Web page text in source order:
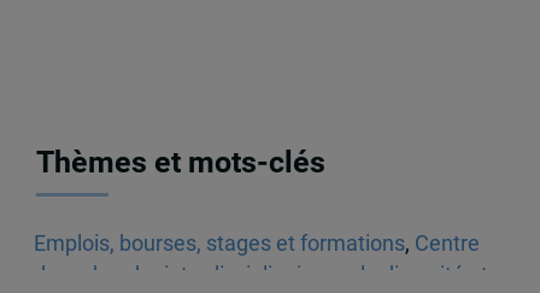
Thèmes et mots-clés
Emplois, bourses, stages et formations, Centre
de recherche interdisciplinaire sur la diversité et